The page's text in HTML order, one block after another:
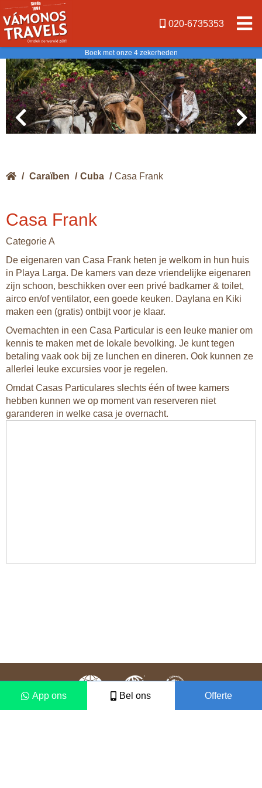
020-6735353
Boek met onze 4 zekerheden
/ Caraïben / Cuba / Casa Frank
Casa Frank
Categorie A
De eigenaren van Casa Frank heten je welkom in hun huis
in Playa Larga. De kamers van deze vriendelijke eigenaren
zijn schoon, beschikken over een privé badkamer & toilet,
airco en/of ventilator, een goede keuken. Daylana en Kiki
maken een (gratis) ontbijt voor je klaar.
Overnachten in een Casa Particular is een leuke manier om
kennis te maken met de lokale bevolking. Je kunt tegen
betaling vaak ook bij ze lunchen en dineren. Ook kunnen ze
allerlei leuke excursies voor je regelen.
Omdat Casas Particulares slechts één of twee kamers
hebben kunnen we op moment van reserveren niet
garanderen in welke casa je overnacht.
App ons Bel ons Offerte